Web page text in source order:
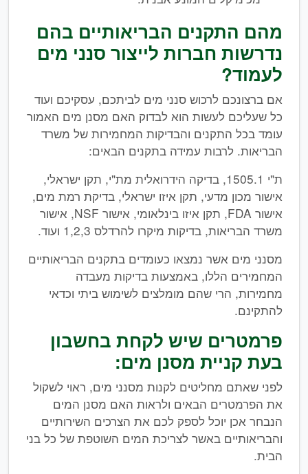
מהם התקנים הבריאותיים בהם
נדרשות חברות לייצור סנני מים
לעמוד?
אם ברצונכם לרכוש סנני מים לביתכם, עסקיכם ועוד
כל שעליכם לעשות הוא לבדוק האם מסנן מים האמור
עומד בכל התקנים והבדיקות המחמירות של משרד
הבריאות. לרבות עמידה בתקנים הבאים:
ת"י 1505.1, בדיקה הידרואלית מת"י, תקן ישראלי,
אישור מכון מדעי, תקן איזו ישראלי, בדיקת רמת מים,
אישור FDA, תקן איזו בינלאומי, אישור NSF, אישור
משרד הבריאות, בדיקות מיקרו להרדלס 1,2,3 ועוד.
מסנני מים אשר נמצאו כעומדים בתקנים הבריאותיים
המחמירים הללו, באמצעות בדיקות מעבדה
מחמירות, הרי שהם מומלצים לשימוש ביתי וכדאי
להתקינם.
פרמטרים שיש לקחת בחשבון
בעת קניית מסנן מים:
לפני שאתם מחליטים לקנות מסנני מים, ראוי לשקול
את הפרמטרים הבאים ולראות האם מסנן המים
הנבחר אכן יוכל לספק לכם את הצרכים השירותיים
והבריאותיים באשר לצריכת המים השוטפת של כל בני
הבית.